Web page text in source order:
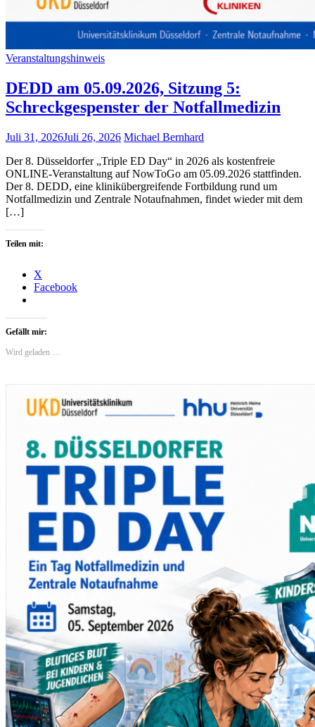
Veranstaltungshinweis
DEDD am 05.09.2026, Sitzung 5:
Schreckgespenster der Notfallmedizin
Juli 31, 2026Juli 26, 2026 Michael Bernhard
Der 8. Düsseldorfer „Triple ED Day“ in 2026 als kostenfreie
ONLINE-Veranstaltung auf NowToGo am 05.09.2026 stattfinden.
Der 8. DEDD, eine klinikübergreifende Fortbildung rund um
Notfallmedizin und Zentrale Notaufnahmen, findet wieder mit dem
[…]
Teilen mit:
X
Facebook
Gefällt mir:
Wird geladen …